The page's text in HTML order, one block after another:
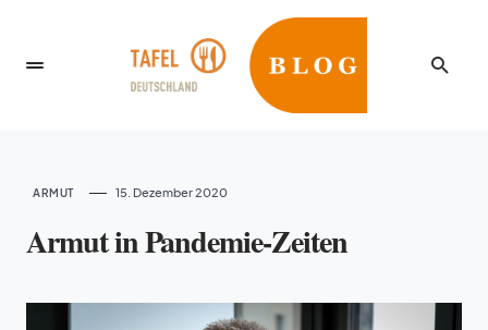
ARMUT 15. Dezember 2020
Armut in Pandemie-Zeiten